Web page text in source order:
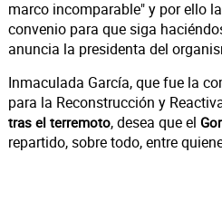
marco incomparable" y por ello
convenio para que siga
anuncia la presidenta del
Inmaculada García, que fue la
para la Reconstrucción y
tras el terremoto, desea que el
repartido, sobre todo, entre